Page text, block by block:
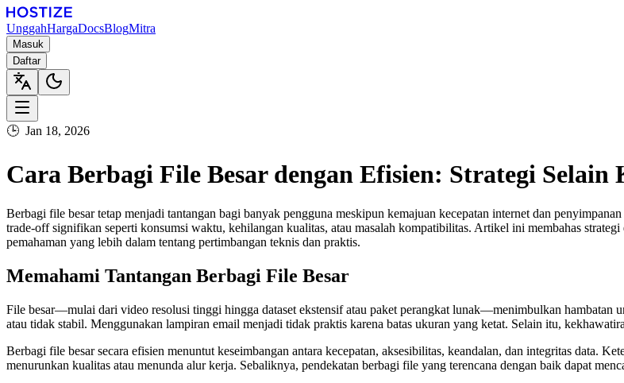
UnggahHargaDocsBlogMitra
Masuk
Daftar
🕒 Jan 18, 2026
Cara Berbagi File Besar dengan Efisien: Strategi Selain
Berbagi file besar tetap menjadi tantangan bagi banyak pengguna meskipun kemajuan kecepatan internet dan
trade-off signifikan seperti konsumsi waktu, kehilangan kualitas, atau masalah kompatibilitas. Artikel ini membahas
pemahaman yang lebih dalam tentang pertimbangan teknis dan praktis.
Memahami Tantangan Berbagi File Besar
File besar—mulai dari video resolusi tinggi hingga dataset ekstensif atau paket perangkat lunak—menimbulkan hambatan
atau tidak stabil. Menggunakan lampiran email menjadi tidak praktis karena batas ukuran yang ketat. Selain itu,
Berbagi file besar secara efisien menuntut keseimbangan antara kecepatan, aksesibilitas, keandalan, dan integritas data.
menurunkan kualitas atau menunda alur kerja. Sebaliknya, pendekatan berbagi file yang terencana dengan baik dapat